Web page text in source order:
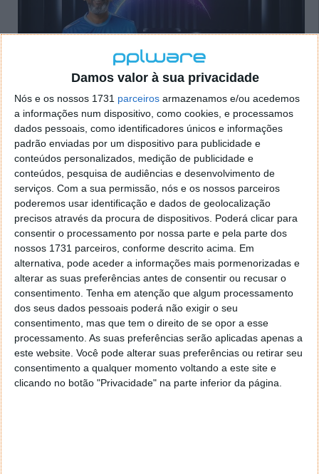
Damos valor à sua privacidade
Nós e os nossos 1731 parceiros armazenamos e/ou acedemos
a informações num dispositivo, como cookies, e processamos
dados pessoais, como identificadores únicos e informações
padrão enviadas por um dispositivo para publicidade e
conteúdos personalizados, medição de publicidade e
conteúdos, pesquisa de audiências e desenvolvimento de
serviços. Com a sua permissão, nós e os nossos parceiros
poderemos usar identificação e dados de geolocalização
precisos através da procura de dispositivos. Poderá clicar para
consentir o processamento por nossa parte e pela parte dos
nossos 1731 parceiros, conforme descrito acima. Em
alternativa, pode aceder a informações mais pormenorizadas e
alterar as suas preferências antes de consentir ou recusar o
consentimento. Tenha em atenção que algum processamento
dos seus dados pessoais poderá não exigir o seu
consentimento, mas que tem o direito de se opor a esse
processamento. As suas preferências serão aplicadas apenas a
este website. Você pode alterar suas preferências ou retirar seu
consentimento a qualquer momento voltando a este site e
clicando no botão "Privacidade" na parte inferior da página.
Segundo a CMC Materials, a Rohm & Haas da DuPont
usou a tecnologia por si patenteada para a produção
do Optiplane. O produto final serve para polir as
camadas semicondutoras das wafers. Já no verão
passado, um tribunal dos EUA deu razão à CMC
Materials e rejeitou os argumentos da Rohm & Haas
da DuPont de que a patente seria inválida.
Assim, a proibição da importação de Optiplane para
os EUA poderá representar um sério problema para a
Intel, uma vez que esta depende mais das fábricas
norte-americanas do que as suas rivais, pois as
indústrias asiáticas não serão afetadas com esta
decisão. Segundo o siteBloomberg, os advogados
da Comissão de Comércio Internacional podem
concordar com o pedido da Intel de um período de
carência de 24 meses para qualquer proibição de